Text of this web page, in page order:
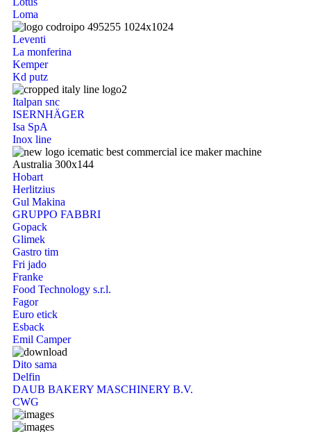
Loma
Leventi
La monferina
Kemper
Kd putz
Italpan snc
ISERNHÄGER
Isa SpA
Inox line
Hobart
Herlitzius
Gul Makina
GRUPPO FABBRI
Gopack
Glimek
Gastro tim
Fri jado
Franke
Food Technology s.r.l.
Fagor
Euro etick
Esback
Emil Camper
Dito sama
Delfin
DAUB BAKERY MASCHINERY B.V.
CWG